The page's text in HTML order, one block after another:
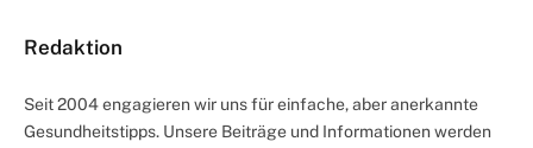
Redaktion
Seit 2004 engagieren wir uns für einfache, aber anerkannte
Gesundheitstipps. Unsere Beiträge und Informationen werden